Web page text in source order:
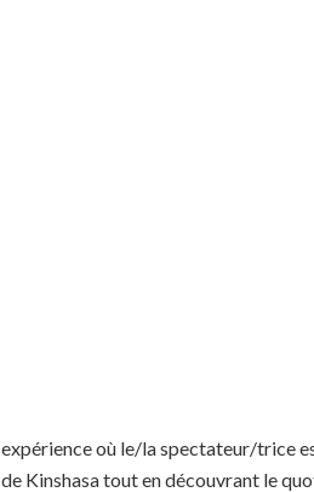
expérience où le/la spectateur/trice
de Kinshasa tout en découvrant le